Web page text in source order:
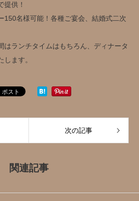
提供！
150名様可能！各種ご宴会、結婚式二次
はランチタイムはもちろん、ディナータ
ます。
次の記事
関連記事